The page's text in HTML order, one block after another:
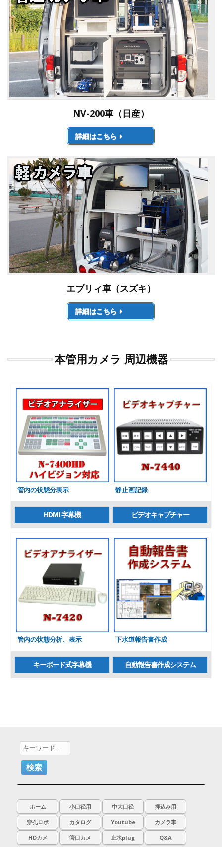
NV-200車（日産）
詳細はこちら
エブリィ車（スズキ）
詳細はこちら
本管用カメラ 周辺機器
管内の状態分表示 静止画記録
HDMI 字幕機 ビデオキャプチャー
管内の状態分析、表示 下水道報告書作成
キーボード式字幕機 自動報告書作成システム
ホーム 小口径用 中大口径 押込み用
穿孔ロボ カタログ Youtube カメラ車
HDカメ 管口カメ 止水plug Q&A